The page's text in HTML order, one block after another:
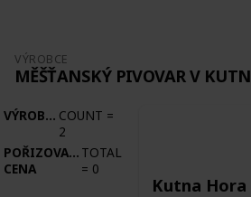
VÝROBCE
MĚŠŤANSKÝ PIVOVAR V
VÝROBCE COUNT =
2
POŘIZOVACÍ
CENA
TOTAL
= 0
Kutna Hora